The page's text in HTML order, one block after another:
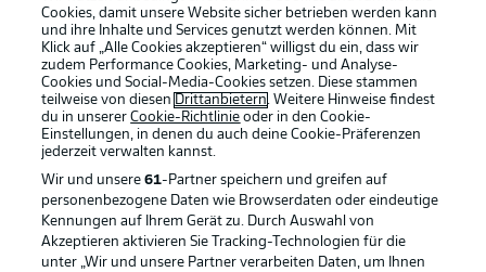
Bundesliga App
Fantasy Manager
#BundesligaWIRKT
Football as it's meant to be
Cookies, damit unsere Website sicher betrieben werden kann
und ihre Inhalte und Services genutzt werden können. Mit
Klick auf „Alle Cookies akzeptieren“ willigst du ein, dass wir
zudem Performance Cookies, Marketing- und Analyse-
Cookies und Social-Media-Cookies setzen. Diese stammen
teilweise von diesen Drittanbietern. Weitere Hinweise findest
du in unsererCookie-Richtlinie oder in den Cookie-
Einstellungen, in denen du auch deine Cookie-Präferenzen
jederzeit verwalten kannst.
Wir und unsere61-Partner speichern und greifen auf
personenbezogene Daten wie Browserdaten oder eindeutige
Kennungen auf Ihrem Gerät zu. Durch Auswahl von
Akzeptieren aktivieren Sie Tracking-Technologien für die
unter „Wir und unsere Partner verarbeiten Daten, um Ihnen